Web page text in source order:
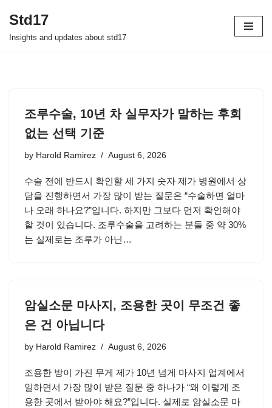
Skip
Std17
Insights and updates about std17
조루수술, 10년 차 실무자가 말하는 후회
없는 선택 기준
by Harold Ramirez August 6, 2026
수술 전에 반드시 확인할 세 가지 숫자 제가 병원에서 상
담을 진행하면서 가장 많이 받는 질문은 “수술하면 얼마
나 오래 하나요?”입니다. 하지만 그보다 먼저 확인해야
할 것이 있습니다. 조루수술을 고려하는 분들 중 약 30%
는 실제로는 조루가 아닌…
암실소문 마사지, 조용한 곳이 무조건 좋
은 건 아닙니다
by Harold Ramirez August 6, 2026
조용한 방이 가진 무게 제가 10년 넘게 마사지 업계에서
일하면서 가장 많이 받은 질문 중 하나가 “왜 이렇게 조
용한 곳에서 받아야 해요?”입니다. 실제로 암실소문 마